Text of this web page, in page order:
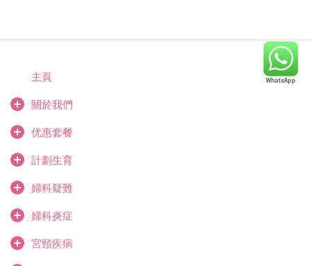
主頁
關於我們
优惠套餐
計劃生育
婦科疑難
婦科炎症
宮頸疾病